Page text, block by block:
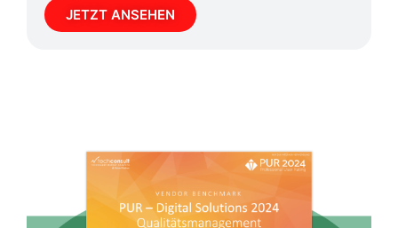
JETZT ANSEHEN